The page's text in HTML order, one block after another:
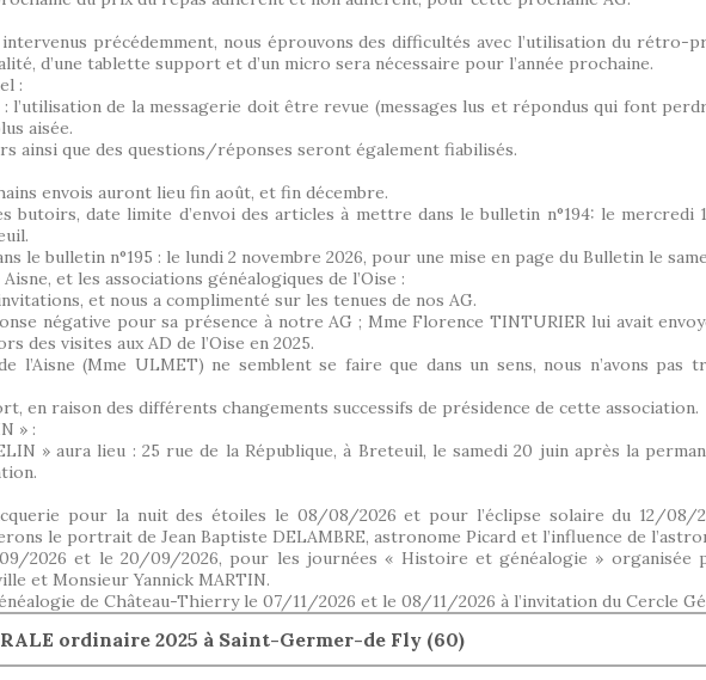
précédemment, nous éprouvons des difficultés avec l’utilisation du rétro-
d’une tablette support et d’un micro sera nécessaire pour l’année prochaine.
:
de la messagerie doit être revue (messages lus et répondus qui font
aisée.
ainsi que des questions/réponses seront également fiabilisés.
envois auront lieu fin août, et fin décembre.
butoirs, date limite d’envoi des articles à mettre dans le bulletin n°194: le mercredi
le bulletin n°195 : le lundi 2 novembre 2026, pour une mise en page du Bulletin le
et les associations généalogiques de l’Oise :
et nous a complimenté sur les tenues de nos AG.
négative pour sa présence à notre AG ; Mme Florence TINTURIER lui avait
des visites aux AD de l’Oise en 2025.
l’Aisne (Mme ULMET) ne semblent se faire que dans un sens, nous n’avons pas
en raison des différents changements successifs de présidence de cette association.
» :
» aura lieu : 25 rue de la République, à Breteuil, le samedi 20 juin après la
pour la nuit des étoiles le 08/08/2026 et pour l’éclipse solaire du 12/08/
le portrait de Jean Baptiste DELAMBRE, astronome Picard et l’influence de
2026 et le 20/09/2026, pour les journées « Histoire et généalogie » organisée
et Monsieur Yannick MARTIN.
de Château-Thierry le 07/11/2026 et le 08/11/2026 à l’invitation du Cercle
ordinaire 2025 à Saint-Germer-de Fly (60)